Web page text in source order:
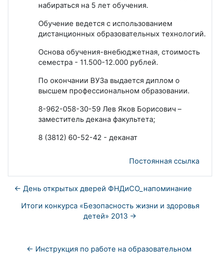
набираться на 5 лет обучения.
Обучение ведется с использованием
дистанционных образовательных технологий.
Основа обучения-внебюджетная, стоимость
семестра - 11.500-12.000 рублей.
По окончании ВУЗа выдается диплом о
высшем профессиональном образовании.
8-962-058-30-59 Лев Яков Борисович –
заместитель декана факультета;
8 (3812) 60-52-42 - деканат
Постоянная ссылка
← День открытых дверей ФНДиСО_напоминание
Итоги конкурса «Безопасность жизни и здоровья
детей» 2013 →
← Инструкция по работе на образовательном